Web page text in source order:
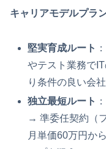
キャリアモデルプラ
堅実育成ルート
やテスト業務で
り条件の良い会
独立最短ルート
→ 準委任契約（
月単価60万円か